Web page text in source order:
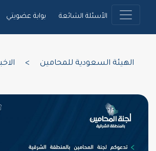
الأسئلة الشائعة بوابة عضويتي
الهيئة السعودية للمحامين الاخبار